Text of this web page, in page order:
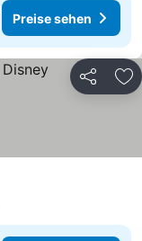
Preise sehen
Teilen